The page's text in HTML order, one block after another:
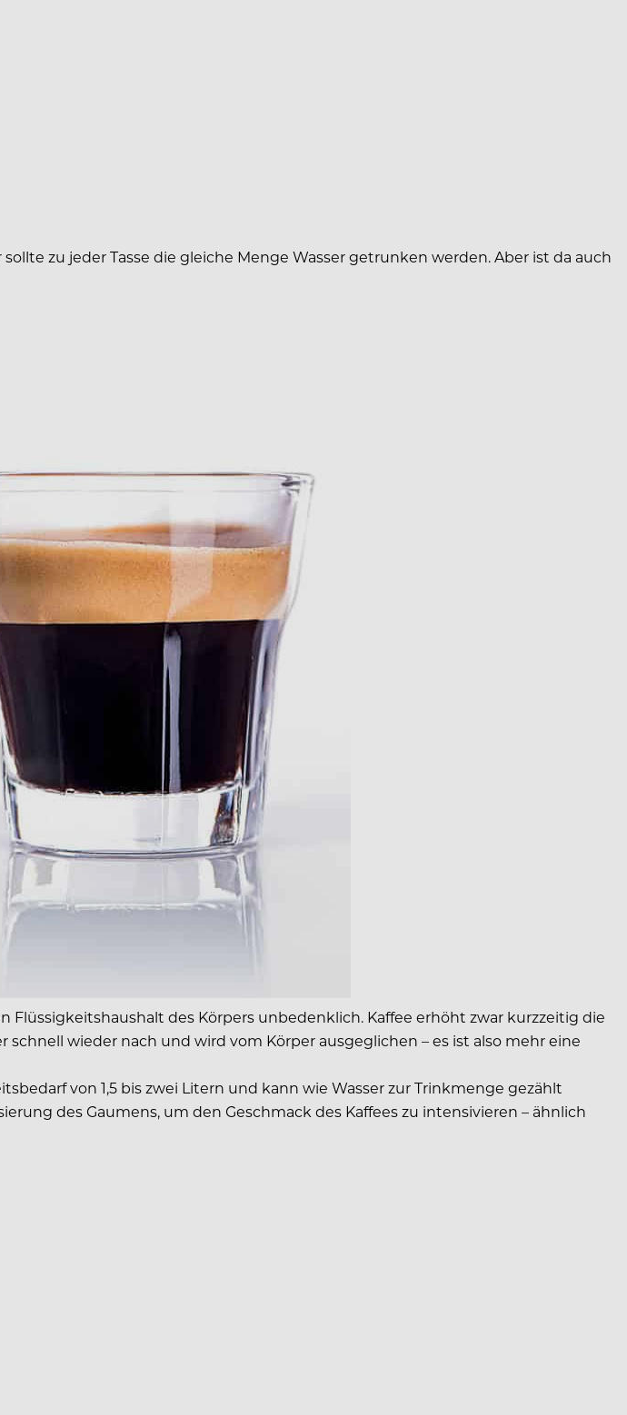
zu jeder Tasse die gleiche Menge Wasser getrunken werden. Aber ist da auch
Flüssigkeitshaushalt des Körpers unbedenklich. Kaffee erhöht zwar kurzzeitig die
wieder nach und wird vom Körper ausgeglichen – es ist also mehr eine
von 1,5 bis zwei Litern und kann wie Wasser zur Trinkmenge gezählt
des Gaumens, um den Geschmack des Kaffees zu intensivieren – ähnlich